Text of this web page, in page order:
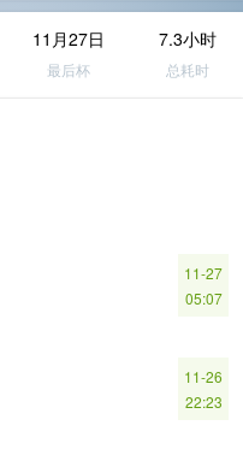
11月27日
最后杯
7.3小时
总耗时
11-27
05:07
11-26
22:23